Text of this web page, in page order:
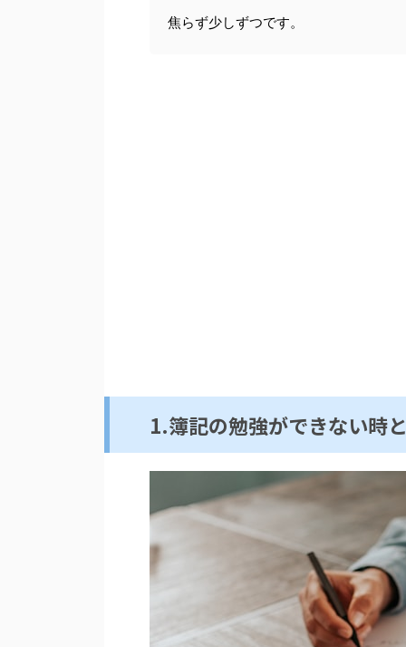
焦らず少しずつです。
1.簿記の勉強ができない時